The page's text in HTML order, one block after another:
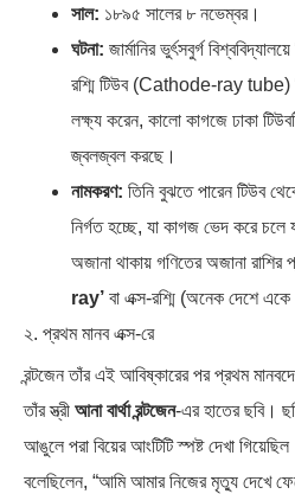
সাল: ১৮৯৫ সালের ৮ নভেম্বর।
ঘটনা: জার্মানির ভুর্ৎসবুর্গ
রশ্মি টিউব (Cathode-ray tube)
লক্ষ্য করেন, কালো কাগজে ঢাকা
জ্বলজ্বল করছে।
নামকরণ: তিনি বুঝতে পারেন টিউব
নির্গত হচ্ছে, যা কাগজ ভেদ করে
অজানা থাকায় গণিতের অজানা রাশির
ray’ বা এক্স-রশ্মি (অনেক দেশে একে
২. প্রথম মানব এক্স-রে
রন্টজেন তাঁর এই আবিষ্কারের পর প্রথম
তাঁর স্ত্রী আনা বার্থা রন্টজেন-এর হাতের ছবি।
আঙুলে পরা বিয়ের আংটিটি স্পষ্ট দেখা
বলেছিলেন, “আমি আমার নিজের মৃত্যু দেখে